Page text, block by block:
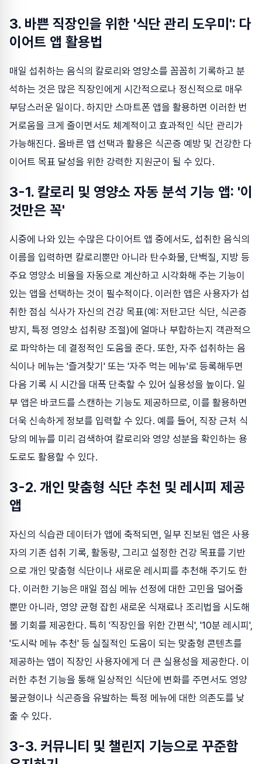
3. 바쁜 직장인을 위한 '식단 관리 도우미': 다
이어트 앱 활용법
매일 섭취하는 음식의 칼로리와 영양소를 꼼꼼히 기록하고 분
석하는 것은 많은 직장인에게 시간적으로나 정신적으로 매우
부담스러운 일이다. 하지만 스마트폰 앱을 활용하면 이러한 번
거로움을 크게 줄이면서도 체계적이고 효과적인 식단 관리가
가능해진다. 올바른 앱 선택과 활용은 식곤증 예방 및 건강한 다
이어트 목표 달성을 위한 강력한 지원군이 될 수 있다.
3-1. 칼로리 및 영양소 자동 분석 기능 앱: '이
것만은 꼭'
시중에 나와 있는 수많은 다이어트 앱 중에서도, 섭취한 음식의
이름을 입력하면 칼로리뿐만 아니라 탄수화물, 단백질, 지방 등
주요 영양소 비율을 자동으로 계산하고 시각화해 주는 기능이
있는 앱을 선택하는 것이 필수적이다. 이러한 앱은 사용자가 섭
취한 점심 식사가 자신의 건강 목표(예: 저탄고단 식단, 식곤증
방지, 특정 영양소 섭취량 조절)에 얼마나 부합하는지 객관적으
로 파악하는 데 결정적인 도움을 준다. 또한, 자주 섭취하는 음
식이나 메뉴는 '즐겨찾기' 또는 '자주 먹는 메뉴'로 등록해두면
다음 기록 시 시간을 대폭 단축할 수 있어 실용성을 높이다. 일
부 앱은 바코드를 스캔하는 기능도 제공하므로, 이를 활용하면
더욱 신속하게 정보를 입력할 수 있다. 예를 들어, 직장 근처 식
당의 메뉴를 미리 검색하여 칼로리와 영양 성분을 확인하는 용
도로도 활용할 수 있다.
3-2. 개인 맞춤형 식단 추천 및 레시피 제공
앱
자신의 식습관 데이터가 앱에 축적되면, 일부 진보된 앱은 사용
자의 기존 섭취 기록, 활동량, 그리고 설정한 건강 목표를 기반
으로 개인 맞춤형 식단이나 새로운 레시피를 추천해 주기도 한
다. 이러한 기능은 매일 점심 메뉴 선정에 대한 고민을 덜어줄
뿐만 아니라, 영양 균형 잡힌 새로운 식재료나 조리법을 시도해
볼 기회를 제공한다. 특히 '직장인을 위한 간편식', '10분 레시피',
'도시락 메뉴 추천' 등 실질적인 도움이 되는 맞춤형 콘텐츠를
제공하는 앱이 직장인 사용자에게 더 큰 실용성을 제공한다. 이
러한 추천 기능을 통해 일상적인 식단에 변화를 주면서도 영양
불균형이나 식곤증을 유발하는 특정 메뉴에 대한 의존도를 낮
출 수 있다.
3-3. 커뮤니티 및 챌린지 기능으로 꾸준함